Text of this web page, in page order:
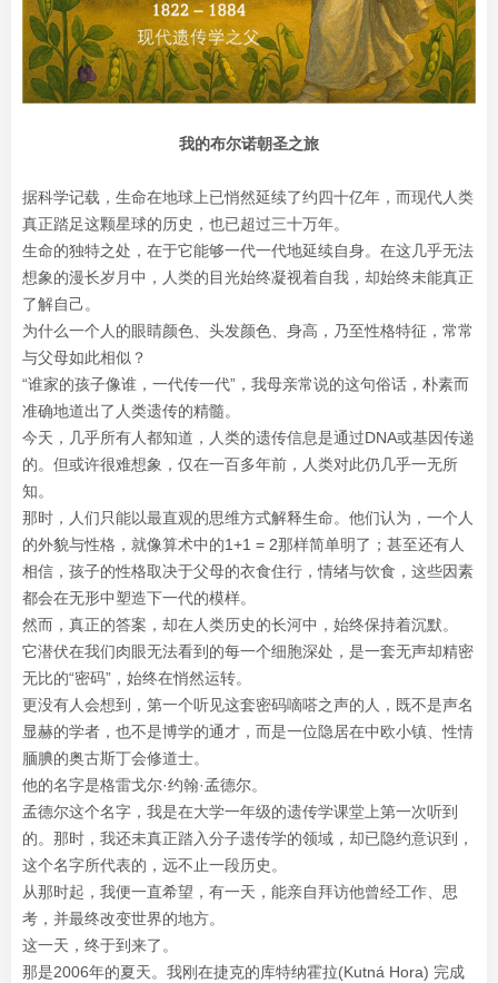
我的布尔诺朝圣之旅
据科学记载，生命在地球上已悄然延续了约四十亿年，而现代人类
真正踏足这颗星球的历史，也已超过三十万年。
生命的独特之处，在于它能够一代一代地延续自身。在这几乎无法
想象的漫长岁月中，人类的目光始终凝视着自我，却始终未能真正
了解自己。
为什么一个人的眼睛颜色、头发颜色、身高，乃至性格特征，常常
与父母如此相似？
“谁家的孩子像谁，一代传一代”，我母亲常说的这句俗话，朴素而
准确地道出了人类遗传的精髓。
今天，几乎所有人都知道，人类的遗传信息是通过DNA或基因传递
的。但或许很难想象，仅在一百多年前，人类对此仍几乎一无所
知。
那时，人们只能以最直观的思维方式解释生命。他们认为，一个人
的外貌与性格，就像算术中的1+1 = 2那样简单明了；甚至还有人
相信，孩子的性格取决于父母的衣食住行，情绪与饮食，这些因素
都会在无形中塑造下一代的模样。
然而，真正的答案，却在人类历史的长河中，始终保持着沉默。
它潜伏在我们肉眼无法看到的每一个细胞深处，是一套无声却精密
无比的“密码”，始终在悄然运转。
更没有人会想到，第一个听见这套密码嘀嗒之声的人，既不是声名
显赫的学者，也不是博学的通才，而是一位隐居在中欧小镇、性情
腼腆的奥古斯丁会修道士。
他的名字是格雷戈尔·约翰·孟德尔。
孟德尔这个名字，我是在大学一年级的遗传学课堂上第一次听到
的。那时，我还未真正踏入分子遗传学的领域，却已隐约意识到，
这个名字所代表的，远不止一段历史。
从那时起，我便一直希望，有一天，能亲自拜访他曾经工作、思
考，并最终改变世界的地方。
这一天，终于到来了。
那是2006年的夏天。我刚在捷克的库特纳霍拉(Kutná Hora) 完成